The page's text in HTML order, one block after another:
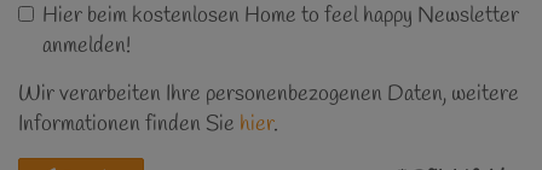
Hier beim kostenlosen Home to feel happy Newsletter
anmelden!
Wir verarbeiten Ihre personenbezogenen Daten, weitere
Informationen finden Sie hier.